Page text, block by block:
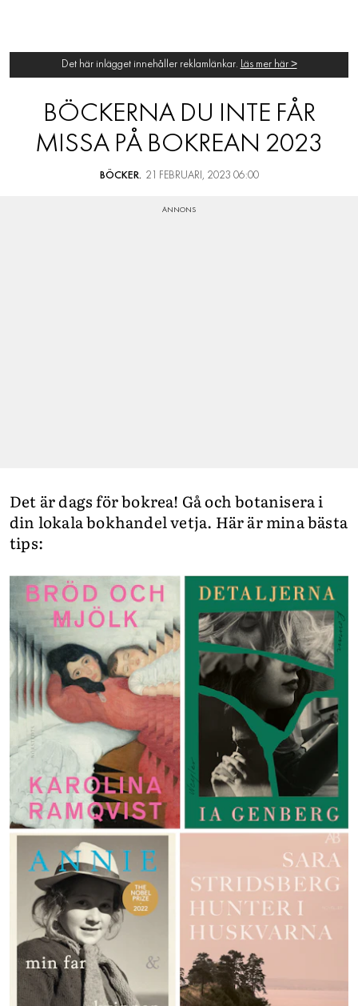
Det här inlägget innehåller reklamlänkar. Läs mer här >
BÖCKERNA DU INTE FÅR
MISSA PÅ BOKREAN 2023
BÖCKER. 21 FEBRUARI, 2023 06:00
Det är dags för bokrea! Gå och botanisera i
din lokala bokhandel vetja. Här är mina bästa
tips: